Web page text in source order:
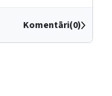
Komentāri(0)